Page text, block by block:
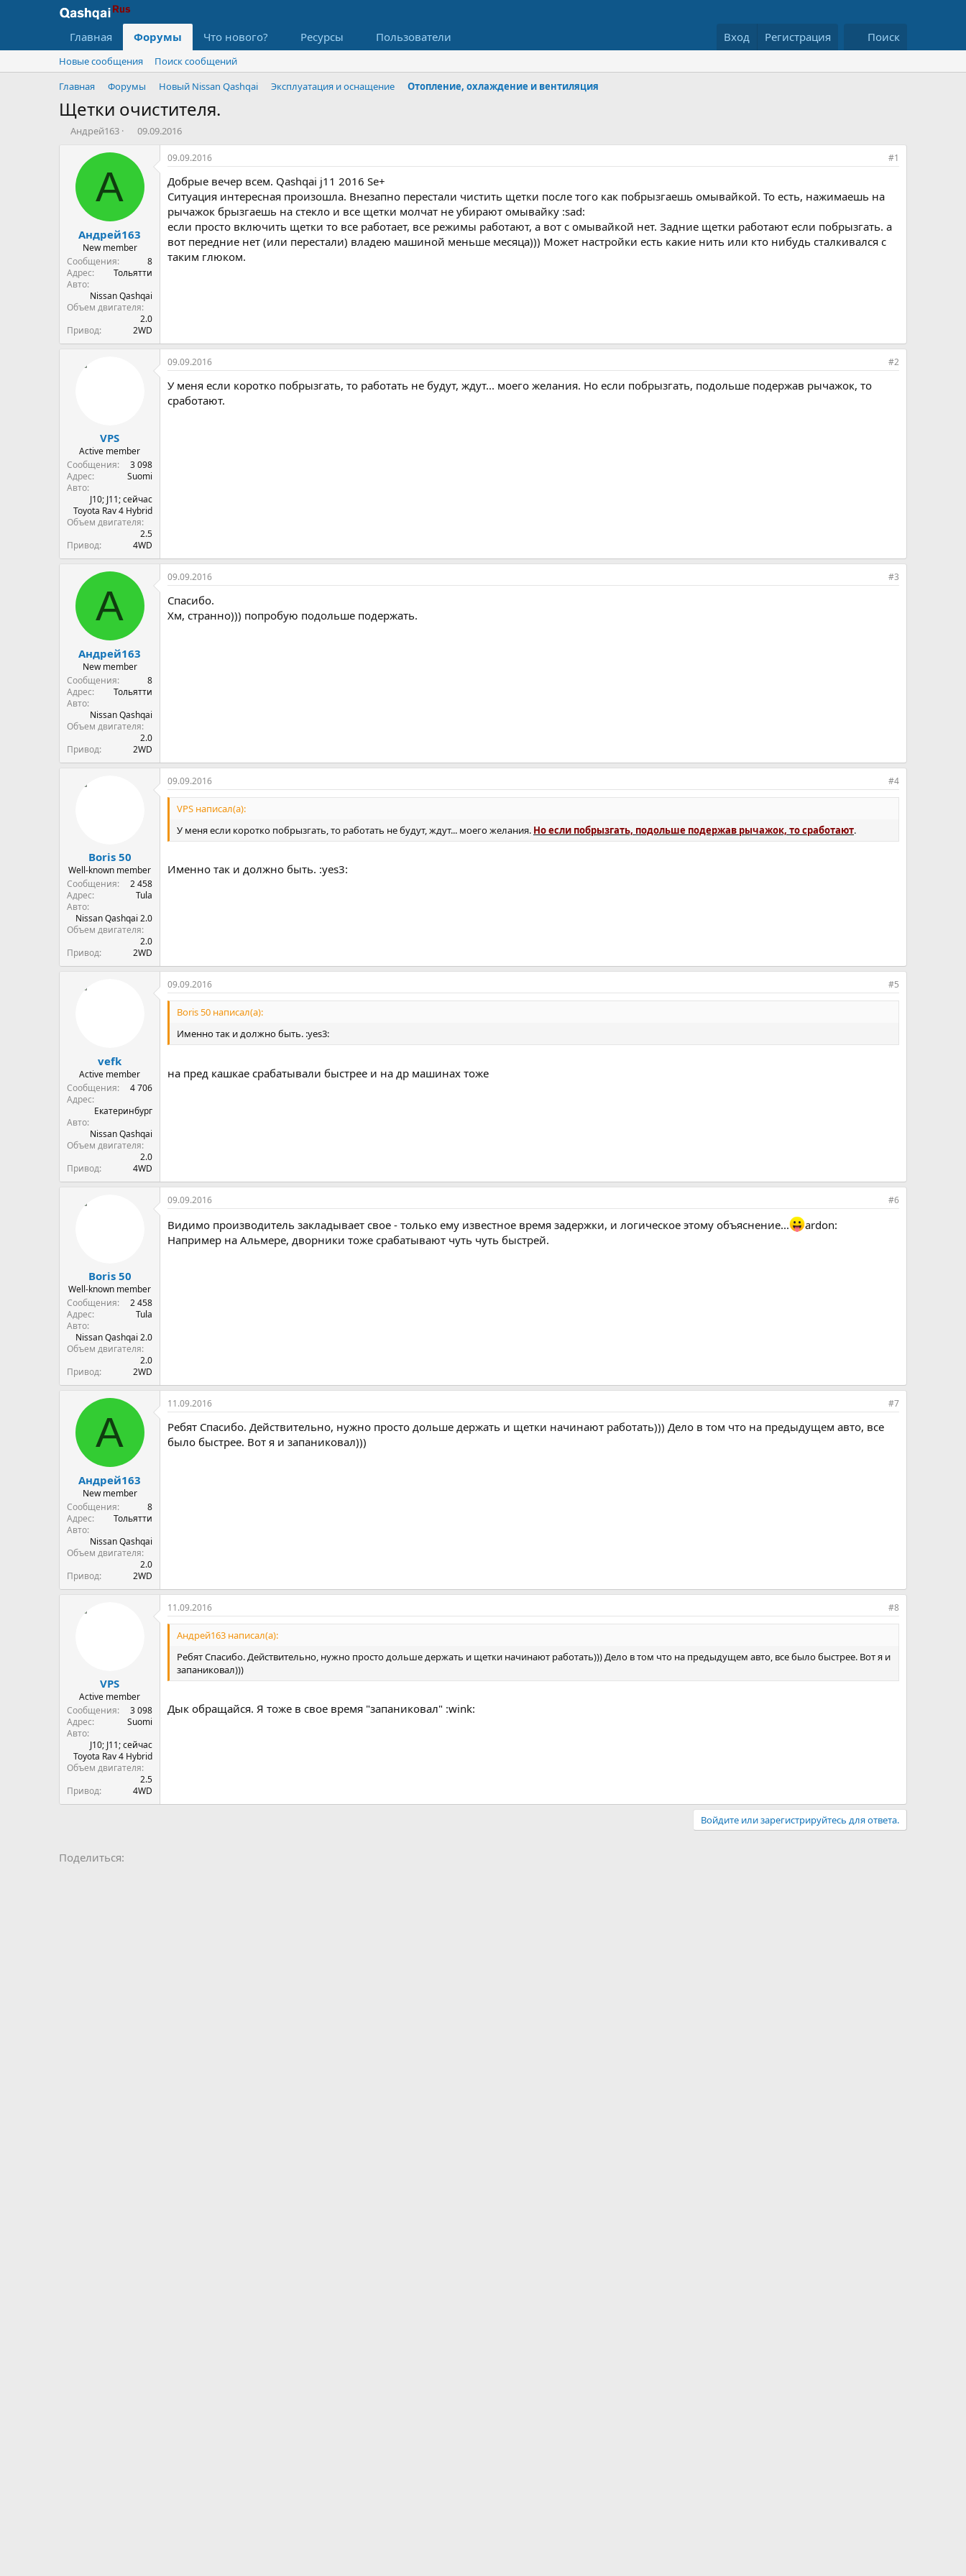
Главная Форумы Что нового? Ресурсы Пользователи Вход Регистрация Поиск
Новые сообщения
Поиск сообщений
Главная
Форумы Новый Nissan Qashqai Эксплуатация и оснащение Отопление, охлаждение и вентиляция
Щетки очистителя.
А
Андрей163
Д
а
ч
л
а
09.09.2016
А
Андрей163
New member
Сообщения
8
Адрес
Тольятти
Авто
Nissan Qashqai
Объем двигателя
2.0
Привод
2WD
09.09.2016 #1
Добрые вечер всем. Qashqai j11 2016 Se+
Ситуация интересная произошла. Внезапно перестали чистить щетки после того как побрызгаешь омывайкой. То есть, нажимаешь на
рычажок брызгаешь на стекло и все щетки молчат не убирают омывайку :sad:
если просто включить щетки то все работает, все режимы работают, а вот с омывайкой нет. Задние щетки работают если побрызгать. а
вот передние нет (или перестали) владею машиной меньше месяца))) Может настройки есть какие нить или кто нибудь сталкивался с
таким глюком.
VPS
Active member
Сообщения
3 098
Адрес
Suomi
Авто
J10; J11; сейчас
Toyota Rav 4 Hybrid
Объем двигателя
2.5
Привод
4WD
09.09.2016 #2
У меня если коротко побрызгать, то работать не будут, ждут... моего желания. Но если побрызгать, подольше подержав рычажок, то
сработают.
А
Андрей163
New member
Сообщения
8
Адрес
Тольятти
Авто
Nissan Qashqai
Объем двигателя
2.0
Привод
2WD
09.09.2016 #3
Спасибо.
Хм, странно))) попробую подольше подержать.
Boris 50
Well-known member
Сообщения
2 458
Адрес
Tula
Авто
Nissan Qashqai 2.0
Объем двигателя
2.0
Привод
2WD
09.09.2016 #4
VPS написал(а):
У меня если коротко побрызгать, то работать не будут, ждут... моего желания. Но если побрызгать, подольше подержав рычажок, то сработают.
Именно так и должно быть. :yes3:
vefk
Active member
Сообщения
4 706
Адрес
Екатеринбург
Авто
Nissan Qashqai
Объем двигателя
2.0
Привод
4WD
09.09.2016 #5
Boris 50 написал(а):
Именно так и должно быть. :yes3:
на пред кашкае срабатывали быстрее и на др машинах тоже
Boris 50
Well-known member
Сообщения
2 458
Адрес
Tula
Авто
Nissan Qashqai 2.0
Объем двигателя
2.0
Привод
2WD
09.09.2016 #6
Видимо производитель закладывает свое - только ему известное время задержки, и логическое этому объяснение...
ardon:
Например на Альмере, дворники тоже срабатывают чуть чуть быстрей.
А
Андрей163
New member
Сообщения
8
Адрес
Тольятти
Авто
Nissan Qashqai
Объем двигателя
2.0
Привод
2WD
11.09.2016 #7
Ребят Спасибо. Действительно, нужно просто дольше держать и щетки начинают работать))) Дело в том что на предыдущем авто, все
было быстрее. Вот я и запаниковал)))
VPS
Active member
Сообщения
3 098
Адрес
Suomi
Авто
J10; J11; сейчас
Toyota Rav 4 Hybrid
Объем двигателя
2.5
Привод
4WD
11.09.2016 #8
Андрей163 написал(а):
Ребят Спасибо. Действительно, нужно просто дольше держать и щетки начинают работать))) Дело в том что на предыдущем авто, все было быстрее. Вот я и
запаниковал)))
Дык обращайся. Я тоже в свое время "запаниковал" :wink:
Войдите или зарегистрируйтесь для ответа.
Поделиться: